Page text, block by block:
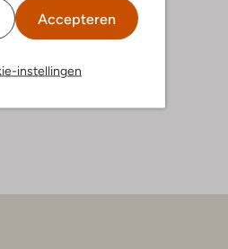
Accepteren
instellingen